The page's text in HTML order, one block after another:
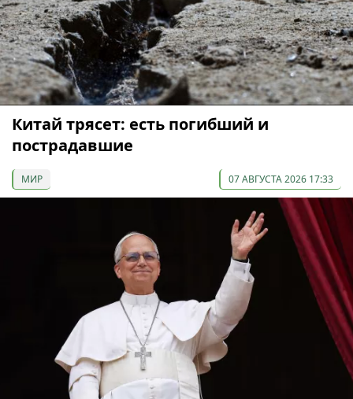
Китай трясет: есть погибший и
пострадавшие
МИР 07 АВГУСТА 2026 17:33